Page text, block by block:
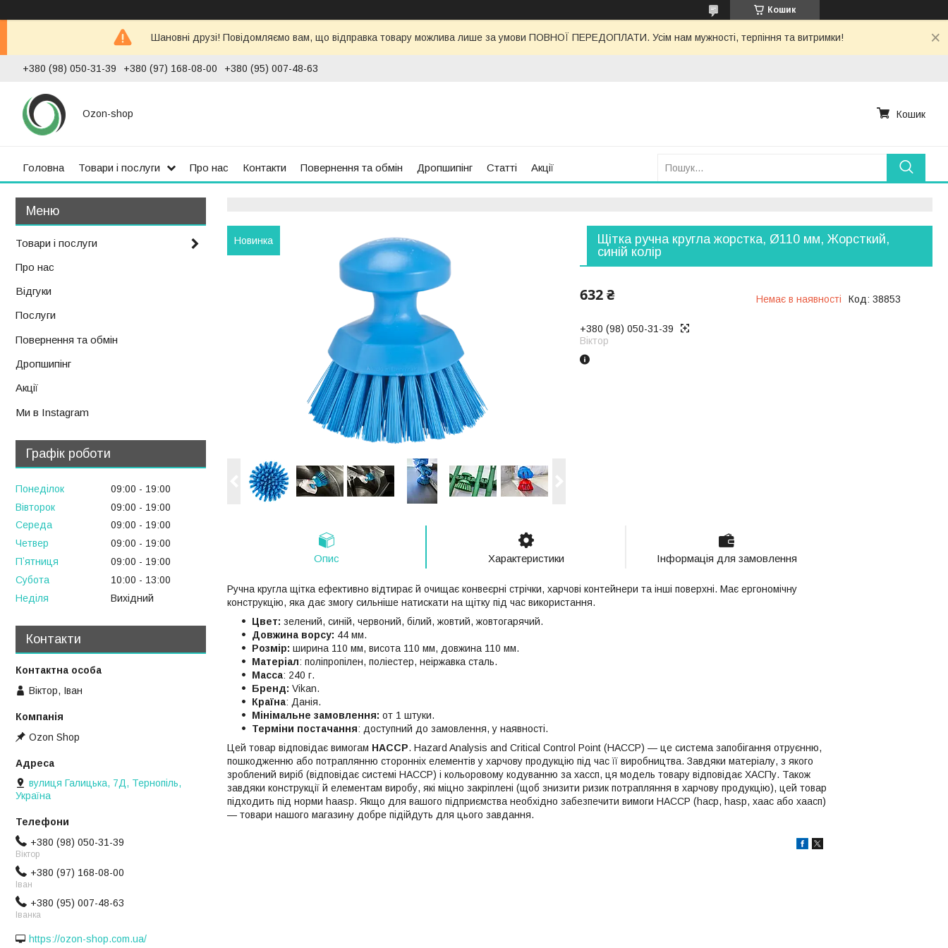
Кошик
Шановні друзі! Повідомляємо вам, що відправка товару можлива лише за умови ПОВНОЇ ПЕРЕДОПЛАТИ. Усім нам мужності, терпіння та витримки!
+380 (98) 050-31-39 +380 (97) 168-08-00 +380 (95) 007-48-63
Ozon-shop Кошик
Головна Товари і послуги Про нас Контакти Повернення та обмін Дропшипінг Статті Акції
Новинка
Щітка ручна кругла жорстка, Ø110 мм, Жорсткий,
синій колір
632 ₴ Немає в наявності Код: 38853
+380 (98) 050-31-39
Віктор
Опис Характеристики Інформація для замовлення
Ручна кругла щітка ефективно відтирає й очищає конвеєрні стрічки, харчові контейнери та інші поверхні. Має ергономічну
конструкцію, яка дає змогу сильніше натискати на щітку під час використання.
Цвет: зелений, синій, червоний, білий, жовтий, жовтогарячий.
Довжина ворсу: 44 мм.
Розмір: ширина 110 мм, висота 110 мм, довжина 110 мм.
Матеріал: поліпропілен, поліестер, неіржавка сталь.
Масса: 240 г.
Бренд: Vikan.
Країна: Данія.
Мінімальне замовлення: от 1 штуки.
Терміни постачання: доступний до замовлення, у наявності.
Цей товар відповідає вимогам HACCP. Hazard Analysis and Critical Control Point (HACCP) — це система запобігання отруєнню,
пошкодженню або потраплянню сторонніх елементів у харчову продукцію під час її виробництва. Завдяки матеріалу, з якого
зроблений виріб (відповідає системі НАССР) і кольоровому кодуванню за хассп, ця модель товару відповідає ХАСПу. Також
завдяки конструкції й елементам виробу, які міцно закріплені (щоб знизити ризик потрапляння в харчову продукцію), цей товар
підходить під норми haasp. Якщо для вашого підприємства необхідно забезпечити вимоги HACCP (hacp, hasp, хаас або хаасп)
— товари нашого магазину добре підійдуть для цього завдання.
Товари і послуги
Про нас
Відгуки
Послуги
Повернення та обмін
Дропшипінг
Акції
Ми в Instagram
Графік роботи
Понеділок 09:00
19:00
Вівторок
09:00
19:00
Середа
09:00
19:00
Четвер
09:00
19:00
Пʼятниця
09:00
19:00
Субота
10:00
13:00
Неділя
Вихідний
Контакти
Віктор, Іван
Ozon Shop
вулиця Галицька, 7Д, Тернопіль,
Україна
+380 (98) 050-31-39
Віктор
+380 (97) 168-08-00
Іван
+380 (95) 007-48-63
Іванка
https://ozon-shop.com.ua/